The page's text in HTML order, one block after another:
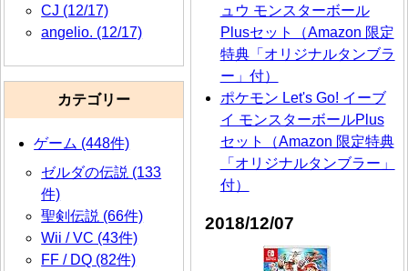
CJ (12/17)
angelio. (12/17)
カテゴリー
ゲーム (448件)
ゼルダの伝説 (133
件)
聖剣伝説 (66件)
Wii / VC (43件)
FF / DQ (82件)
ュウ モンスターボール
Plusセット（Amazon 限定
特典「オリジナルタンブラ
ー」付）
ポケモン Let's Go! イーブ
イ モンスターボールPlus
セット（Amazon 限定特典
「オリジナルタンブラー」
付）
2018/12/07